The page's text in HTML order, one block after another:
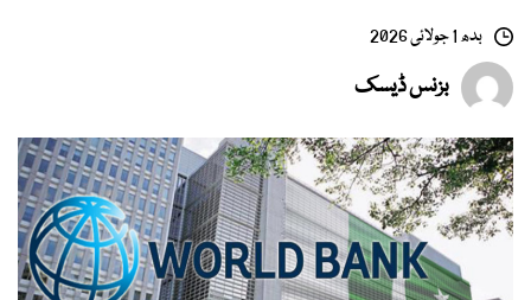
بدھ 1 جولائی 2026
بزنس ڈیسک